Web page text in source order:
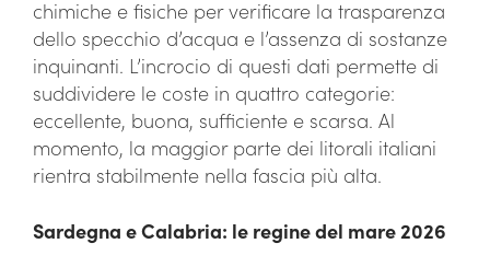
chimiche e fisiche per verificare la trasparenza
dello specchio d’acqua e l’assenza di sostanze
inquinanti. L’incrocio di questi dati permette di
suddividere le coste in quattro categorie:
eccellente, buona, sufficiente e scarsa. Al
momento, la maggior parte dei litorali italiani
rientra stabilmente nella fascia più alta.
Sardegna e Calabria: le regine del mare 2026